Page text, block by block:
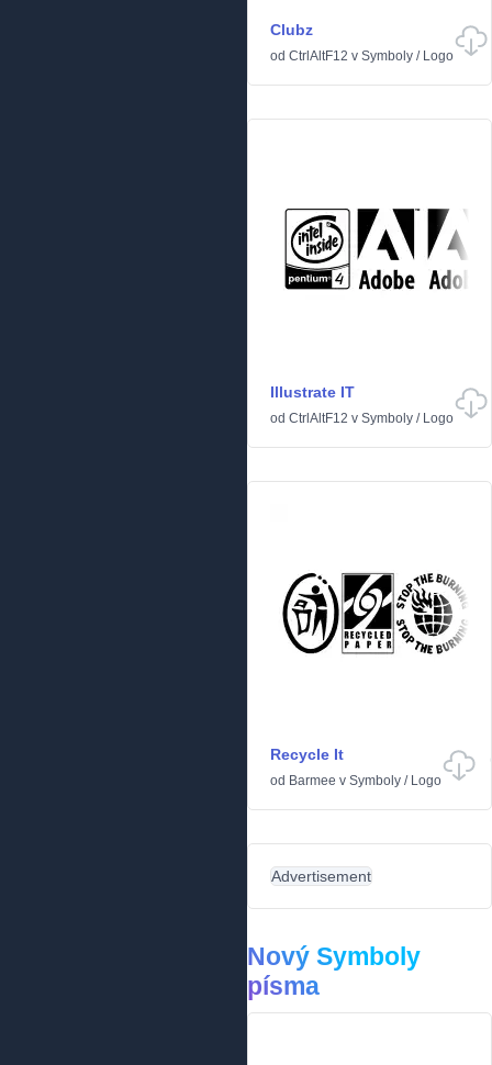
Clubz
od CtrlAltF12 v Symboly / Logo
Illustrate IT
od CtrlAltF12 v Symboly / Logo
Recycle It
od Barmee v Symboly / Logo
Advertisement
Nový Symboly
písma